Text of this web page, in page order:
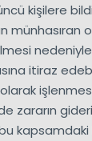
kişilere
münhasıran
itiraz
olarak
zararın
kapsamdaki